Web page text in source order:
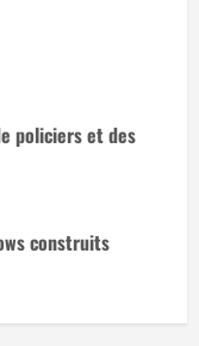
policiers et des
construits